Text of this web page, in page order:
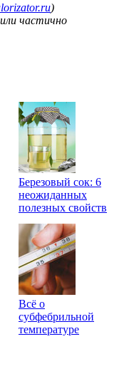
)
частично
Березовый сок: 6
неожиданных
полезных свойств
Всё о
субфебрильной
температуре